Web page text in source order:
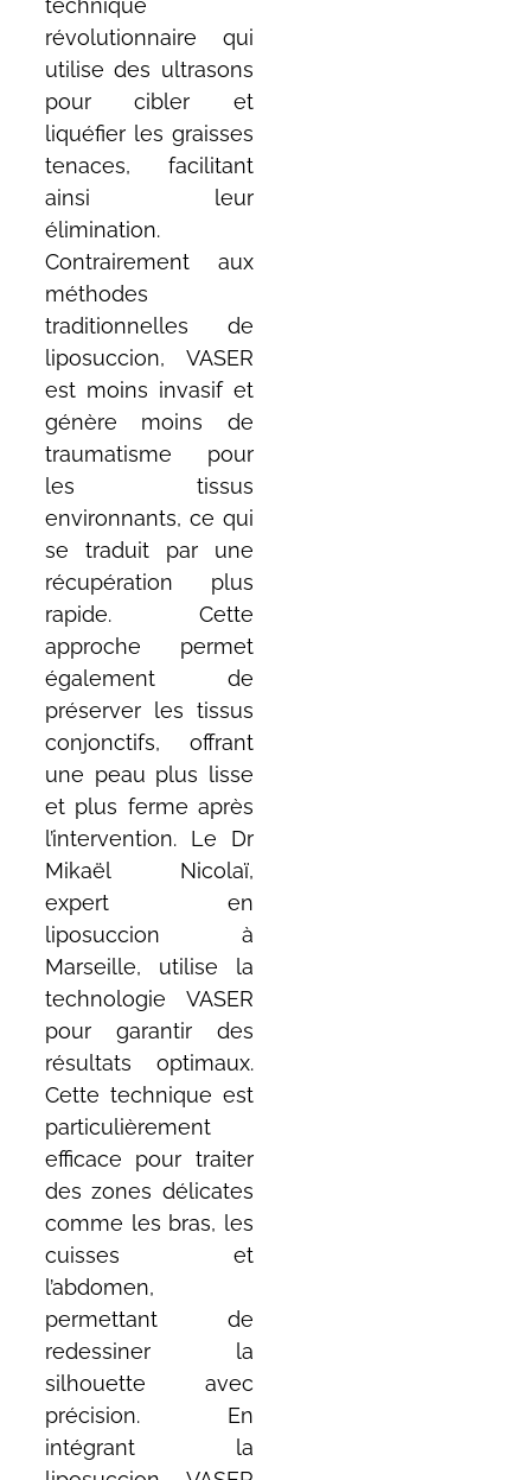
technique
révolutionnaire qui
utilise des ultrasons
pour cibler et
liquéfier les graisses
tenaces, facilitant
ainsi leur
élimination.
Contrairement aux
méthodes
traditionnelles de
liposuccion, VASER
est moins invasif et
génère moins de
traumatisme pour
les tissus
environnants, ce qui
se traduit par une
récupération plus
rapide. Cette
approche permet
également de
préserver les tissus
conjonctifs, offrant
une peau plus lisse
et plus ferme après
l’intervention. Le Dr
Mikaël Nicolaï,
expert en
liposuccion à
Marseille, utilise la
technologie VASER
pour garantir des
résultats optimaux.
Cette technique est
particulièrement
efficace pour traiter
des zones délicates
comme les bras, les
cuisses et
l’abdomen,
permettant de
redessiner la
silhouette avec
précision. En
intégrant la